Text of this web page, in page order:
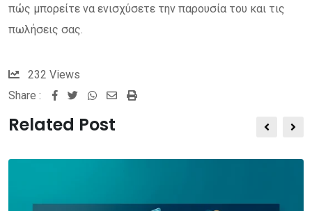
πώς μπορείτε να ενισχύσετε την παρουσία του και τις
πωλήσεις σας.
232 Views
Share :
Whatsapp
SharePrint
Related Post